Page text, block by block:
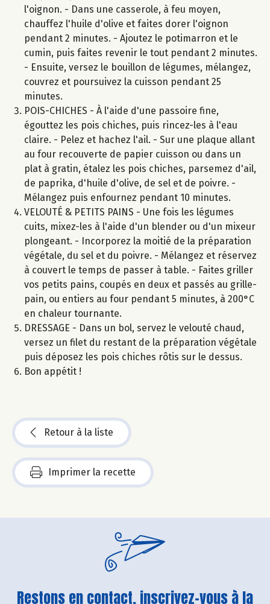
l'oignon. - Dans une casserole, à feu moyen,
chauffez l'huile d'olive et faites dorer l'oignon
pendant 2 minutes. - Ajoutez le potimarron et le
cumin, puis faites revenir le tout pendant 2 minutes.
- Ensuite, versez le bouillon de légumes, mélangez,
couvrez et poursuivez la cuisson pendant 25
minutes.
POIS-CHICHES - À l'aide d'une passoire fine,
égouttez les pois chiches, puis rincez-les à l'eau
claire. - Pelez et hachez l'ail. - Sur une plaque allant
au four recouverte de papier cuisson ou dans un
plat à gratin, étalez les pois chiches, parsemez d'ail,
de paprika, d'huile d'olive, de sel et de poivre. -
Mélangez puis enfournez pendant 10 minutes.
VELOUTÉ & PETITS PAINS - Une fois les légumes
cuits, mixez-les à l'aide d'un blender ou d'un mixeur
plongeant. - Incorporez la moitié de la préparation
végétale, du sel et du poivre. - Mélangez et réservez
à couvert le temps de passer à table. - Faites griller
vos petits pains, coupés en deux et passés au grille-
pain, ou entiers au four pendant 5 minutes, à 200°C
en chaleur tournante.
DRESSAGE - Dans un bol, servez le velouté chaud,
versez un filet du restant de la préparation végétale
puis déposez les pois chiches rôtis sur le dessus.
Bon appétit !
Retour à la liste
Imprimer la recette
Restons en contact, inscrivez-vous à la